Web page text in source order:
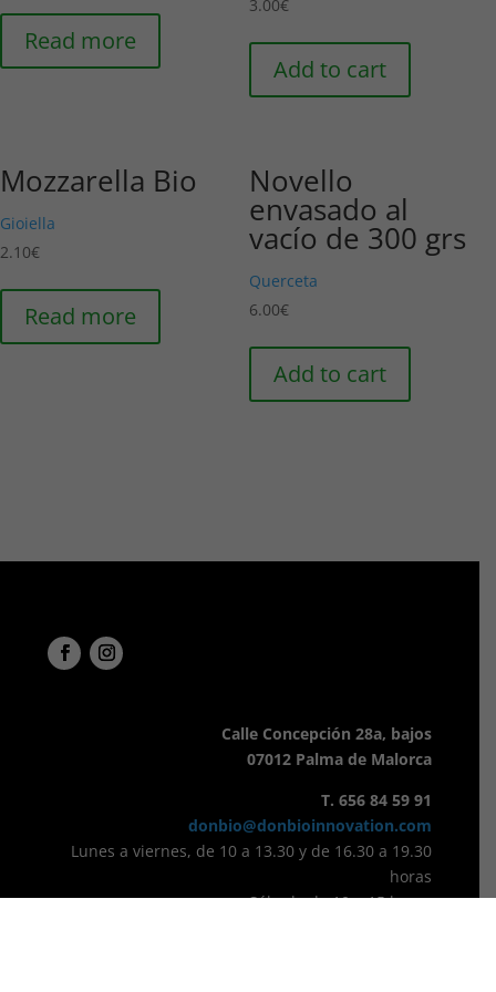
Read more
3.00€
Add to cart
Mozzarella Bio
Gioiella
2.10€
Read more
Novello
envasado al
vacío de 300 grs
Querceta
6.00€
Add to cart
Calle Concepción 28a, bajos
07012 Palma de Malorca
T. 656 84 59 91
donbio@donbioinnovation.com
Lunes a viernes, de 10 a 13.30 y de 16.30 a 19.30
horas
Sábado de 10 a 15 horas